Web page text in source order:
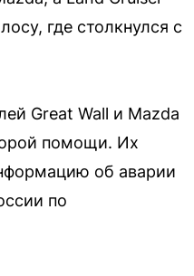
где столкнулся с
Great Wall и Mazda
помощи. Их
об аварии
по